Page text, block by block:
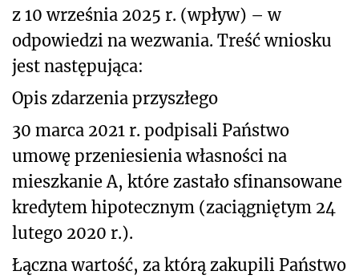
z 10 września 2025 r. (wpływ) – w
odpowiedzi na wezwania. Treść wniosku
jest następująca:
Opis zdarzenia przyszłego
30 marca 2021 r. podpisali Państwo
umowę przeniesienia własności na
mieszkanie A, które zastało sfinansowane
kredytem hipotecznym (zaciągniętym 24
lutego 2020 r.).
Łączna wartość, za którą zakupili Państwo